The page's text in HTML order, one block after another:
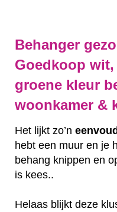
Behanger
Goedkoop
groene kleur
woonkamer &
Het lijkt zo’n
hebt een muur en je
behang knippen en
is kees..
Helaas blijkt deze